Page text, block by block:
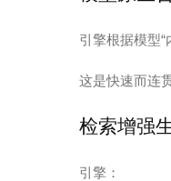
引擎根据模型
这是快速而连
检索增强
引擎：